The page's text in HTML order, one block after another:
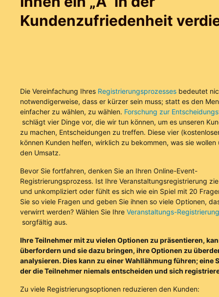
Kundenzufriedenheit
Die Vereinfachung Ihres Registrierungsprozessesbedeutet
notwendigerweise, dass er kürzer sein muss; statt es den
einfacher zu wählen, zu wählen. Forschung zur
schlägt vier Dinge vor, die wir tun können, um es unseren
zu machen, Entscheidungen zu treffen. Diese vier
können Kunden helfen, wirklich zu bekommen, was sie wollen
den Umsatz.
Bevor Sie fortfahren, denken Sie an Ihren Online-Event-
Registrierungsprozess. Ist Ihre Veranstaltungsregistrierung
und unkompliziert oder fühlt es sich wie ein Spiel mit 20
Sie so viele Fragen und geben Sie ihnen so viele Optionen,
verwirrt werden? Wählen Sie Ihre Veranstaltungs-
sorgfältig aus.
Ihre Teilnehmer mit zu vielen Optionen zu präsentieren,
überfordern und sie dazu bringen, ihre Optionen zu
analysieren. Dies kann zu einer Wahllähmung führen; eine
der die Teilnehmer niemals entscheiden und sich
Zu viele Registrierungsoptionen reduzieren den Kunden: